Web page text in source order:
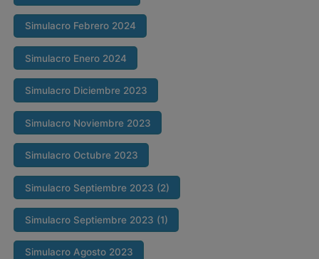
Simulacro Febrero 2024
Simulacro Enero 2024
Simulacro Diciembre 2023
Simulacro Noviembre 2023
Simulacro Octubre 2023
Simulacro Septiembre 2023 (2)
Simulacro Septiembre 2023 (1)
Simulacro Agosto 2023